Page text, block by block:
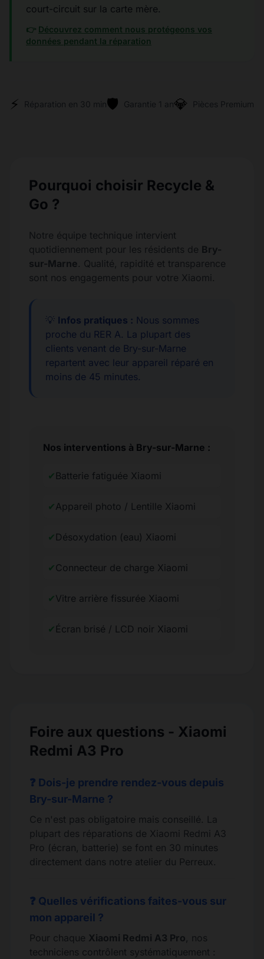
court-circuit sur la carte mère.
👉 Découvrez comment nous protégeons vos
données pendant la réparation
⚡ Réparation en 30 min🛡️ Garantie 1 an💎 Pièces Premium
Pourquoi choisir Recycle &
Go ?
Notre équipe technique intervient
quotidiennement pour les résidents de Bry-
sur-Marne. Qualité, rapidité et transparence
sont nos engagements pour votre Xiaomi.
💡 Infos pratiques : Nous sommes
proche du RER A. La plupart des
clients venant de Bry-sur-Marne
repartent avec leur appareil réparé en
moins de 45 minutes.
Nos interventions à Bry-sur-Marne :
✔ Batterie fatiguée Xiaomi
✔Appareil photo / Lentille Xiaomi
✔ Désoxydation (eau) Xiaomi
✔Connecteur de charge Xiaomi
✔Vitre arrière fissurée Xiaomi
✔ Écran brisé / LCD noir Xiaomi
Foire aux questions - Xiaomi
Redmi A3 Pro
❓ Dois-je prendre rendez-vous depuis
Bry-sur-Marne ?
Ce n'est pas obligatoire mais conseillé. La
plupart des réparations de Xiaomi Redmi A3
Pro (écran, batterie) se font en 30 minutes
directement dans notre atelier du Perreux.
❓ Quelles vérifications faites-vous sur
mon appareil ?
Pour chaque Xiaomi Redmi A3 Pro, nos
techniciens contrôlent systématiquement :